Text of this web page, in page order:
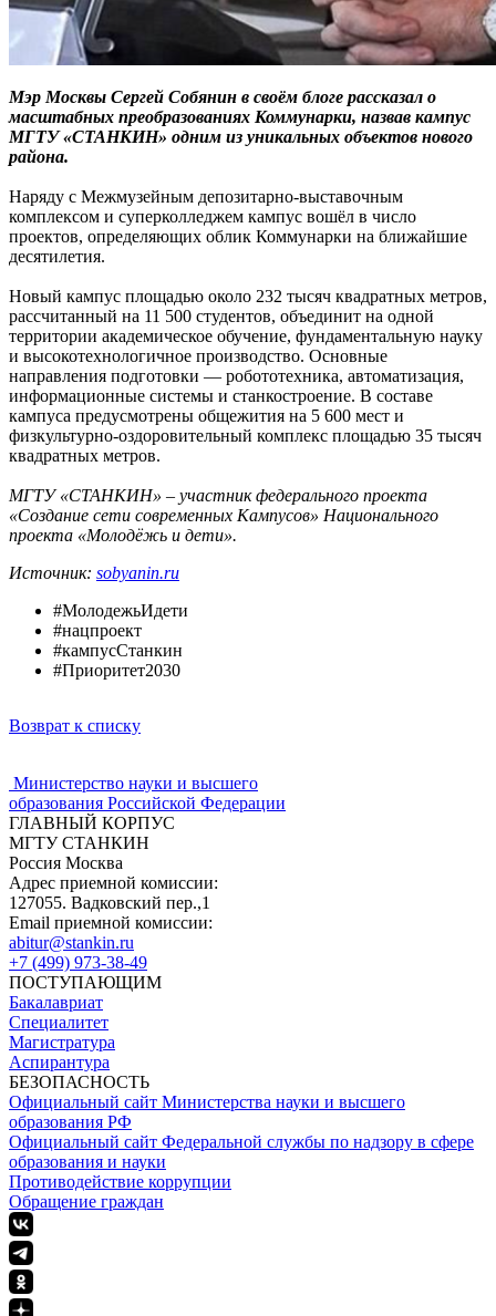
Мэр Москвы Сергей Собянин в своём блоге рассказал о
масштабных преобразованиях Коммунарки, назвав кампус
МГТУ «СТАНКИН» одним из уникальных объектов нового
района.
Наряду с Межмузейным депозитарно-выставочным
комплексом и суперколледжем кампус вошёл в число
проектов, определяющих облик Коммунарки на ближайшие
десятилетия.
Новый кампус площадью около 232 тысяч квадратных метров,
рассчитанный на 11 500 студентов, объединит на одной
территории академическое обучение, фундаментальную науку
и высокотехнологичное производство. Основные
направления подготовки — робототехника, автоматизация,
информационные системы и станкостроение. В составе
кампуса предусмотрены общежития на 5 600 мест и
физкультурно-оздоровительный комплекс площадью 35 тысяч
квадратных метров.
МГТУ «СТАНКИН» – участник федерального проекта
«Создание сети современных Кампусов» Национального
проекта «Молодёжь и дети».
Источник: sobyanin.ru
#МолодежьИдети
#нацпроект
#кампусСтанкин
#Приоритет2030
Возврат к списку
Министерство науки и высшего
образования Российской Федерации
ГЛАВНЫЙ КОРПУС
МГТУ СТАНКИН
Россия Москва
Адрес приемной комиссии:
127055. Вадковский пер.,1
Email приемной комиссии:
abitur@stankin.ru
+7 (499) 973-38-49
ПОСТУПАЮЩИМ
Бакалавриат
Специалитет
Магистратура
Аспирантура
БЕЗОПАСНОСТЬ
Официальный сайт Министерства науки и высшего
образования РФ
Официальный сайт Федеральной службы по надзору в сфере
образования и науки
Противодействие коррупции
Обращение граждан